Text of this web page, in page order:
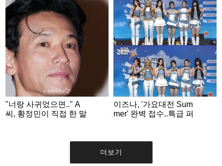
"너랑 사귀었으면.." A
씨, 황정민이 직접 한 말
이즈나, '가요대전 Sum
mer' 완벽 접수..특급 퍼
더보기